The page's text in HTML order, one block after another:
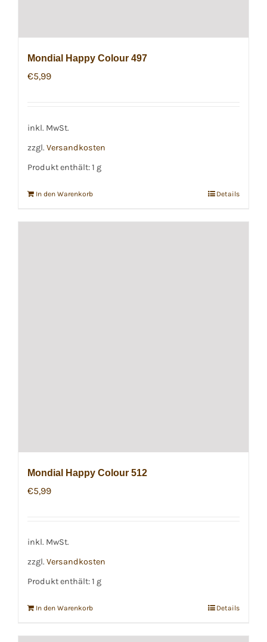
Mondial Happy Colour 497
€5,99
inkl. MwSt.
zzgl. Versandkosten
Produkt enthält: 1 g
In den Warenkorb Details
Mondial Happy Colour 512
€5,99
inkl. MwSt.
zzgl. Versandkosten
Produkt enthält: 1 g
In den Warenkorb Details